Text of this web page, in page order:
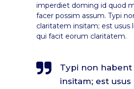
imperdiet doming id quod
facer possim assum. Typi
claritatem insitam; est usus
qui facit eorum claritatem.
Typi non
insitam; est